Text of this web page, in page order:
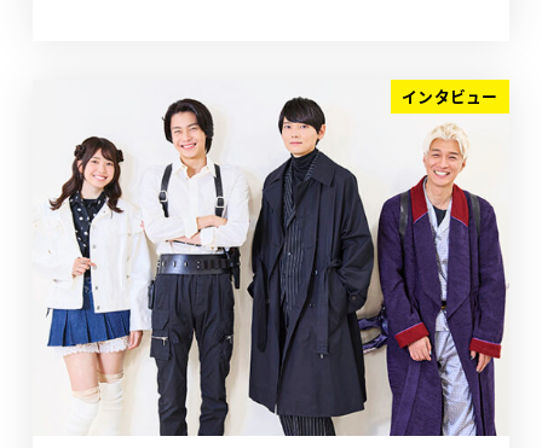
インタビュー